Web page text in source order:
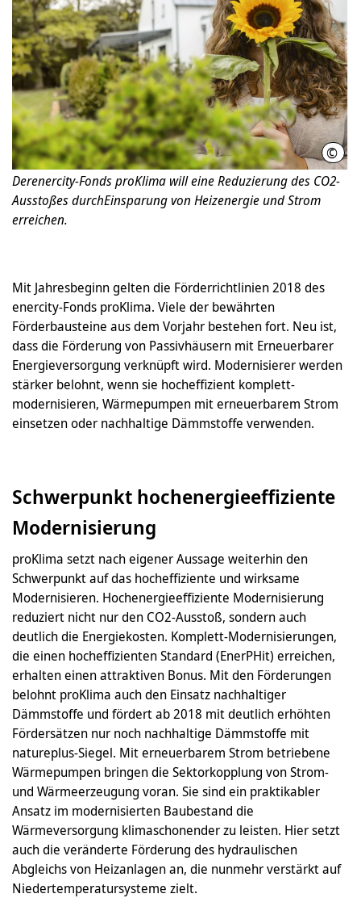
©
Derenercity-Fonds proKlima will eine Reduzierung des CO2-
Ausstoßes durchEinsparung von Heizenergie und Strom
erreichen.
Mit Jahresbeginn gelten die Förderrichtlinien 2018 des
enercity-Fonds proKlima. Viele der bewährten
Förderbausteine aus dem Vorjahr bestehen fort. Neu ist,
dass die Förderung von Passivhäusern mit Erneuerbarer
Energieversorgung verknüpft wird. Modernisierer werden
stärker belohnt, wenn sie hocheffizient komplett-
modernisieren, Wärmepumpen mit erneuerbarem Strom
einsetzen oder nachhaltige Dämmstoffe verwenden.
Schwerpunkt hochenergieeffiziente
Modernisierung
proKlima setzt nach eigener Aussage weiterhin den
Schwerpunkt auf das hocheffiziente und wirksame
Modernisieren. Hochenergieeffiziente Modernisierung
reduziert nicht nur den CO2-Ausstoß, sondern auch
deutlich die Energiekosten. Komplett-Modernisierungen,
die einen hocheffizienten Standard (EnerPHit) erreichen,
erhalten einen attraktiven Bonus. Mit den Förderungen
belohnt proKlima auch den Einsatz nachhaltiger
Dämmstoffe und fördert ab 2018 mit deutlich erhöhten
Fördersätzen nur noch nachhaltige Dämmstoffe mit
natureplus-Siegel. Mit erneuerbarem Strom betriebene
Wärmepumpen bringen die Sektorkopplung von Strom-
und Wärmeerzeugung voran. Sie sind ein praktikabler
Ansatz im modernisierten Baubestand die
Wärmeversorgung klimaschonender zu leisten. Hier setzt
auch die veränderte Förderung des hydraulischen
Abgleichs von Heizanlagen an, die nunmehr verstärkt auf
Niedertemperatursysteme zielt.